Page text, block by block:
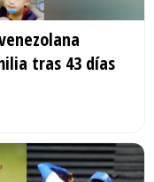
tras 43 días